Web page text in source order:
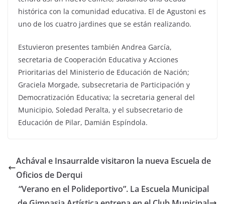
histórica con la comunidad educativa. El de Agustoni es
uno de los cuatro jardines que se están realizando.
Estuvieron presentes también Andrea García,
secretaria de Cooperación Educativa y Acciones
Prioritarias del Ministerio de Educación de Nación;
Graciela Morgade, subsecretaria de Participación y
Democratización Educativa; la secretaria general del
Municipio, Soledad Peralta, y el subsecretario de
Educación de Pilar, Damián Espíndola.
Achával e Insaurralde visitaron la nueva Escuela de
Oficios de Derqui
“Verano en el Polideportivo”. La Escuela Municipal